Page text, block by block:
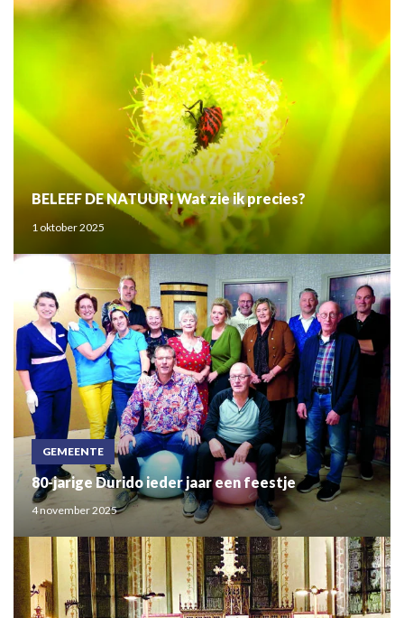
BELEEF DE NATUUR! Wat zie ik precies?
1 oktober 2025
GEMEENTE
80-jarige Durido ieder jaar een feestje
4 november 2025